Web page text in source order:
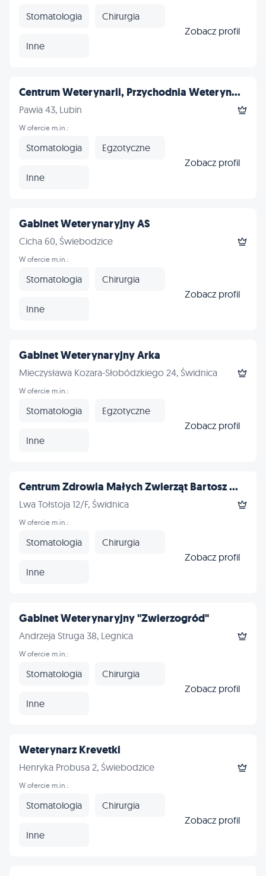
Stomatologia Chirurgia
Inne
Zobacz profil
Centrum Weterynarii, Przychodnia Weteryn...
Pawia 43, Lubin
W ofercie m.in.:
Stomatologia Egzotyczne
Inne
Zobacz profil
Gabinet Weterynaryjny AS
Cicha 60, Świebodzice
W ofercie m.in.:
Stomatologia Chirurgia
Inne
Zobacz profil
Gabinet Weterynaryjny Arka
Mieczysława Kozara-Słobódzkiego 24, Świdnica
W ofercie m.in.:
Stomatologia Egzotyczne
Inne
Zobacz profil
Centrum Zdrowia Małych Zwierząt Bartosz ...
Lwa Tołstoja 12/F, Świdnica
W ofercie m.in.:
Stomatologia Chirurgia
Inne
Zobacz profil
Gabinet Weterynaryjny "Zwierzogród"
Andrzeja Struga 38, Legnica
W ofercie m.in.:
Stomatologia Chirurgia
Inne
Zobacz profil
Weterynarz Krevetki
Henryka Probusa 2, Świebodzice
W ofercie m.in.:
Stomatologia Chirurgia
Inne
Zobacz profil